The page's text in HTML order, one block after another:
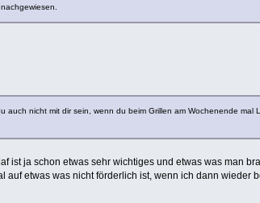
nicht mit dir sein, wenn du beim Grillen am Wochenende mal
ist ja schon etwas sehr wichtiges und etwas was man
etwas was nicht förderlich ist, wenn ich dann wieder